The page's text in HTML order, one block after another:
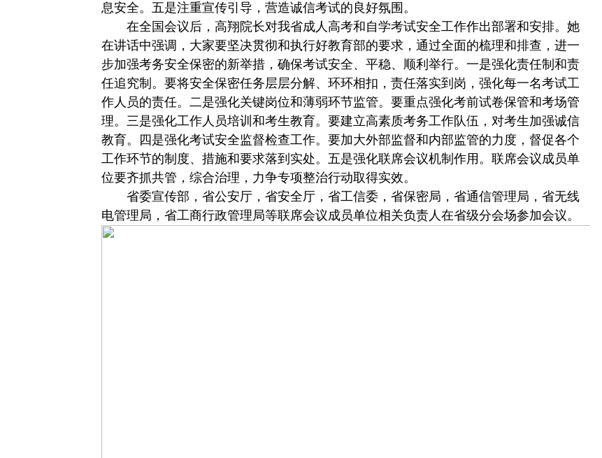
息安全。五是注重宣传引导，营造诚信考试的良好氛围。
在全国会议后，高翔院长对我省成人高考和自学考试安全工作作出部署和安排。她
在讲话中强调，大家要坚决贯彻和执行好教育部的要求，通过全面的梳理和排查，进一
步加强考务安全保密的新举措，确保考试安全、平稳、顺利举行。一是强化责任制和责
任追究制。要将安全保密任务层层分解、环环相扣，责任落实到岗，强化每一名考试工
作人员的责任。二是强化关键岗位和薄弱环节监管。要重点强化考前试卷保管和考场管
理。三是强化工作人员培训和考生教育。要建立高素质考务工作队伍，对考生加强诚信
教育。四是强化考试安全监督检查工作。要加大外部监督和内部监管的力度，督促各个
工作环节的制度、措施和要求落到实处。五是强化联席会议机制作用。联席会议成员单
位要齐抓共管，综合治理，力争专项整治行动取得实效。
省委宣传部，省公安厅，省安全厅，省工信委，省保密局，省通信管理局，省无线
电管理局，省工商行政管理局等联席会议成员单位相关负责人在省级分会场参加会议。